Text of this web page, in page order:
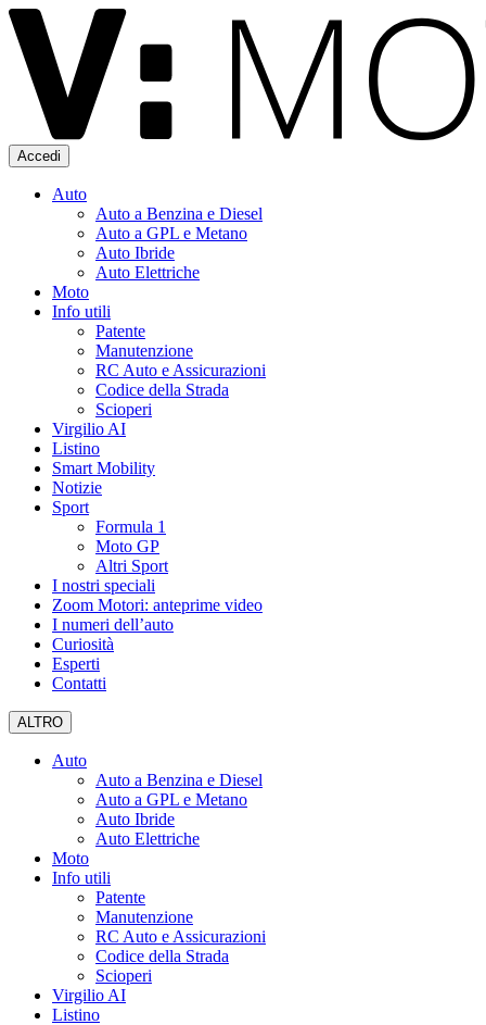
Accedi
Auto
Auto a Benzina e Diesel
Auto a GPL e Metano
Auto Ibride
Auto Elettriche
Moto
Info utili
Patente
Manutenzione
RC Auto e Assicurazioni
Codice della Strada
Scioperi
Virgilio AI
Listino
Smart Mobility
Notizie
Sport
Formula 1
Moto GP
Altri Sport
I nostri speciali
Zoom Motori: anteprime video
I numeri dell’auto
Curiosità
Esperti
Contatti
ALTRO
Auto
Auto a Benzina e Diesel
Auto a GPL e Metano
Auto Ibride
Auto Elettriche
Moto
Info utili
Patente
Manutenzione
RC Auto e Assicurazioni
Codice della Strada
Scioperi
Virgilio AI
Listino